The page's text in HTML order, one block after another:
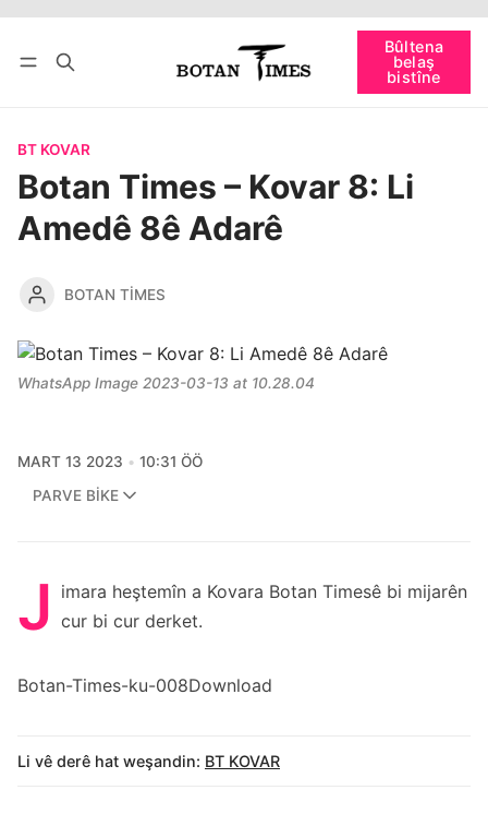
Bûltena
belaş
bistîne
bişopîne
BT KOVAR
Botan Times – Kovar 8: Li
Amedê 8ê Adarê
BOTAN TIMES
WhatsApp Image 2023-03-13 at 10.28.04
MART 13 2023
10:31 ÖÖ
PARVE BIKE
J imara heştemîn a Kovara Botan Timesê bi mijarên
cur bi cur derket.
Botan-Times-ku-008Download
Li vê derê hat weşandin: BT KOVAR